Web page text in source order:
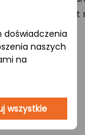
spójny
doświadczenia
naszych
na
wszystkie